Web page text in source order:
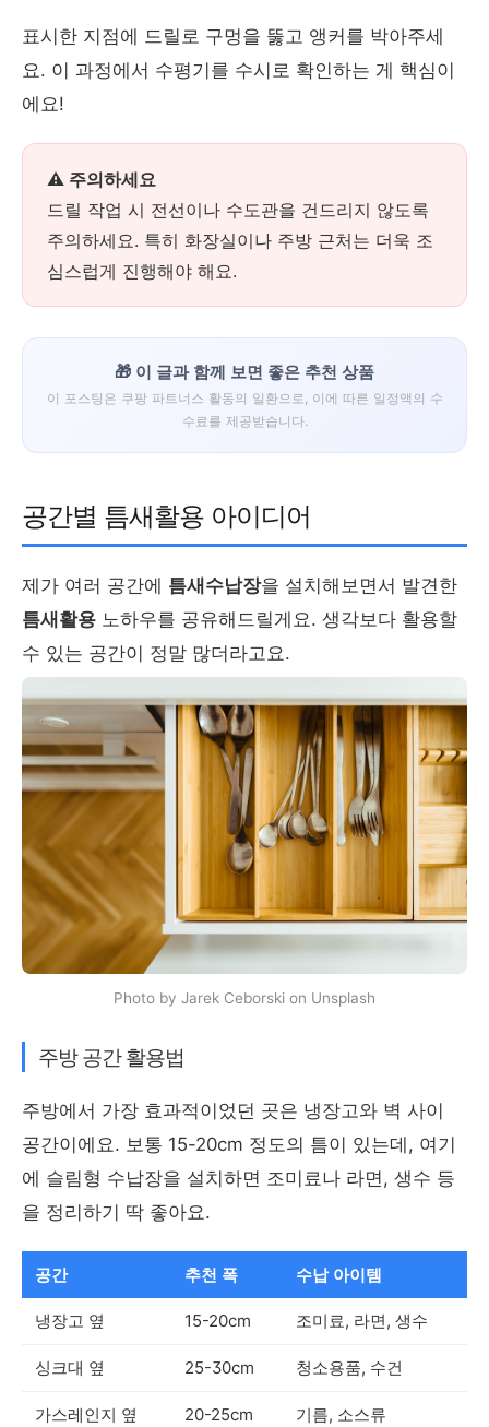
표시한 지점에 드릴로 구멍을 뚫고 앵커를 박아주세
요. 이 과정에서 수평기를 수시로 확인하는 게 핵심이
에요!
⚠️ 주의하세요
드릴 작업 시 전선이나 수도관을 건드리지 않도록
주의하세요. 특히 화장실이나 주방 근처는 더욱 조
심스럽게 진행해야 해요.
🎁 이 글과 함께 보면 좋은 추천 상품
이 포스팅은 쿠팡 파트너스 활동의 일환으로, 이에 따른 일정액의 수
수료를 제공받습니다.
공간별 틈새활용 아이디어
제가 여러 공간에 틈새수납장을 설치해보면서 발견한
틈새활용 노하우를 공유해드릴게요. 생각보다 활용할
수 있는 공간이 정말 많더라고요.
Photo by Jarek Ceborski on Unsplash
주방 공간 활용법
주방에서 가장 효과적이었던 곳은 냉장고와 벽 사이
공간이에요. 보통 15-20cm 정도의 틈이 있는데, 여기
에 슬림형 수납장을 설치하면 조미료나 라면, 생수 등
을 정리하기 딱 좋아요.
공간 추천 폭 수납 아이템
냉장고 옆 15-20cm 조미료, 라면, 생수
싱크대 옆 25-30cm 청소용품, 수건
가스레인지 옆 20-25cm 기름, 소스류